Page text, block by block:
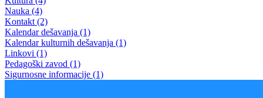
Nauka (4)
Kontakt (2)
Kalendar dešavanja (1)
Kalendar kulturnih dešavanja (1)
Linkovi (1)
Pedagoški zavod (1)
Sigurnosne informacije (1)